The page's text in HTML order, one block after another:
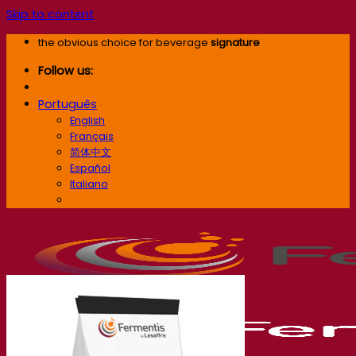
Skip to content
the obvious choice for beverage signature
Follow us:
Português
English
Français
简体中文
Español
Italiano